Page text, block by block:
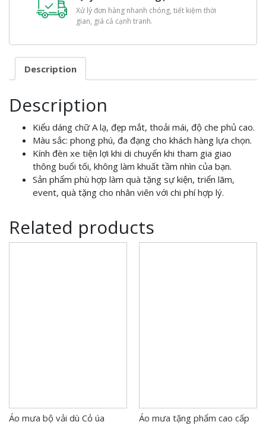
Xử lý đơn hàng nhanh chóng, tiết kiệm thời
gian, giá cả cạnh tranh.
Description
Description
Kiểu dáng chữ A lạ, đẹp mắt, thoải mái, độ che phủ cao.
Màu sắc: phong phú, đa đạng cho khách hàng lựa chọn.
Kính đèn xe tiện lợi khi di chuyển khi tham gia giao
thông buổi tối, không làm khuất tầm nhìn của bạn.
Sản phẩm phù hợp làm quà tặng sự kiện, triển lãm,
event, quà tặng cho nhân viên với chi phí hợp lý.
Related products
Áo mưa bộ vải dù Cỏ úa Áo mưa tặng phẩm cao cấp